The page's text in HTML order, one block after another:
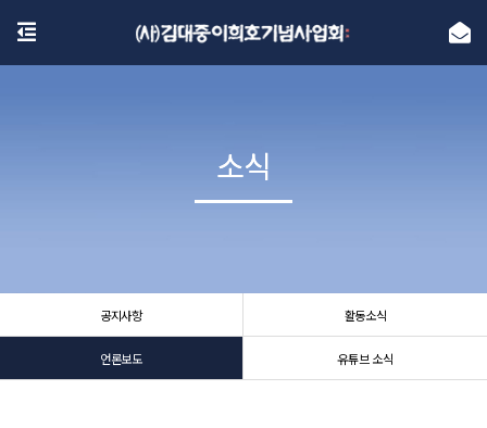
공지사항 활동소식
언론보도 유튜브 소식
소식
소식